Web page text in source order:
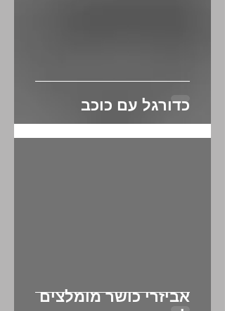
כדורגל עם כוכב